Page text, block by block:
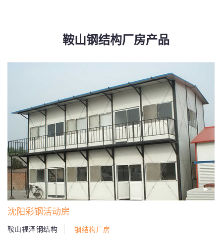
鞍山钢结构厂房产品
沈阳彩钢活动房
鞍山福泽钢结构 钢结构厂房